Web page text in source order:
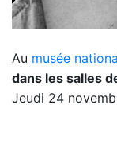
Au musée
dans les salles
Jeudi 24